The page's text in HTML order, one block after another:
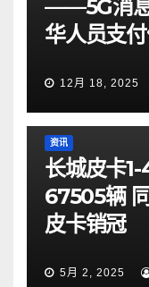
——5G消息
华人员支
12月 18, 2025
资讯
长城皮卡
67505辆
皮卡销冠
5月 2, 2025